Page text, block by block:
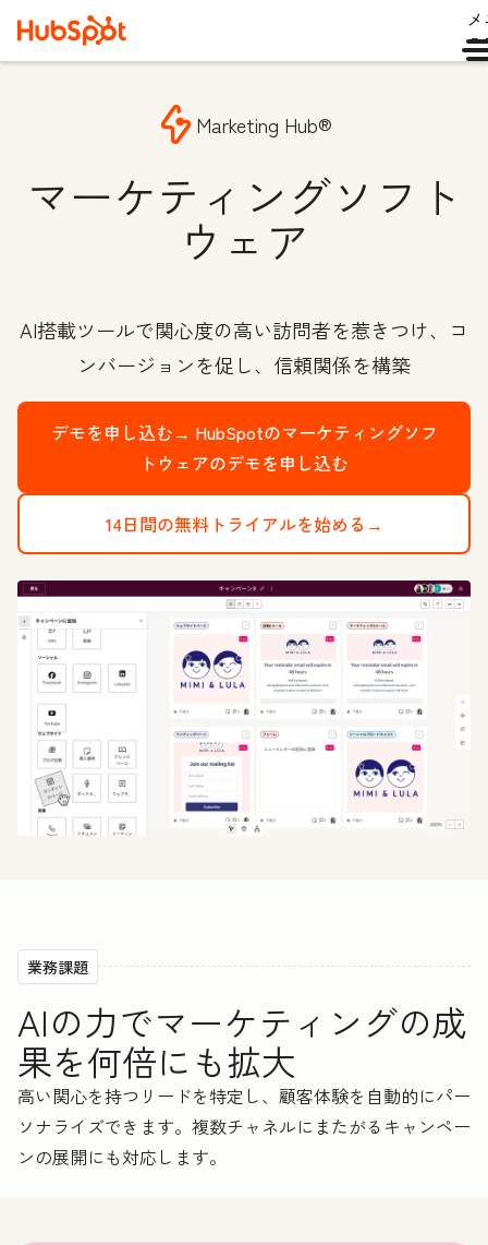
Marketing Hub®
マーケティングソフト
ウェア
AI搭載ツールで関心度の高い訪問者を惹きつけ、コ
ンバージョンを促し、信頼関係を構築
デモを申し込む→ HubSpotのマーケティングソフ
トウェアのデモを申し込む
14日間の無料トライアルを始める→
業務課題
AIの力でマーケティングの成
果を何倍にも拡大
高い関心を持つリードを特定し、顧客体験を自動的にパー
ソナライズできます。複数チャネルにまたがるキャンペー
ンの展開にも対応します。